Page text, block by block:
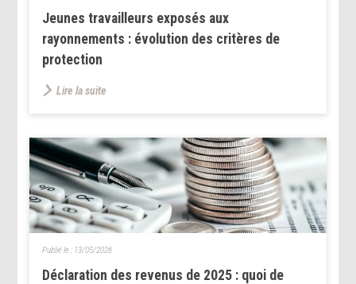
Jeunes travailleurs exposés aux
rayonnements : évolution des critères de
protection
Lire la suite
Déclaration des revenus de 2025 : quoi de
Publié le : 13/05/2026